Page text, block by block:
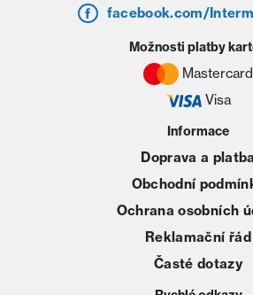
facebook.com/
Informace
Doprava a platba
Obchodní
Ochrana osobních
Reklamační řád
Časté dotazy
Možnosti platby
Mastercard
Visa